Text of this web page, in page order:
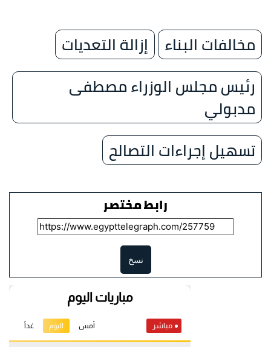
مخالفات البناء
إزالة التعديات
رئيس مجلس الوزراء مصطفى
مدبولي
تسهيل إجراءات التصالح
رابط مختصر
نسخ